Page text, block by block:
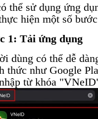
thể sử dụng ứng
hiện một số
1: Tải ứng dụng
dùng có thể dễ
thức như Google
từ khóa